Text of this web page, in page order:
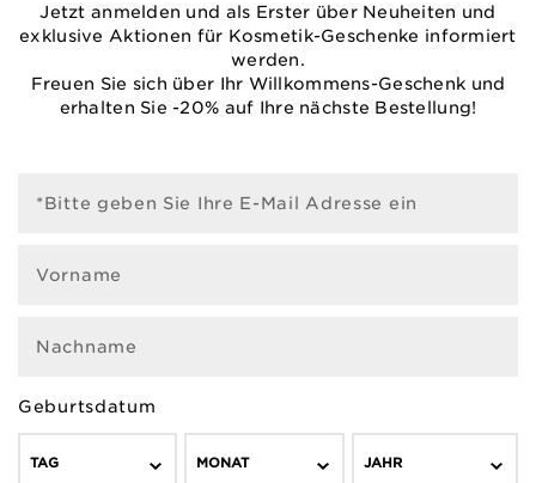
Jetzt anmelden und als Erster über Neuheiten und
exklusive Aktionen für Kosmetik-Geschenke informiert
werden.
Freuen Sie sich über Ihr Willkommens-Geschenk und
erhalten Sie -20% auf Ihre nächste Bestellung!
*Bitte geben Sie Ihre E-Mail Adresse ein
Vorname
Nachname
Geburtsdatum
TAG MONAT JAHR